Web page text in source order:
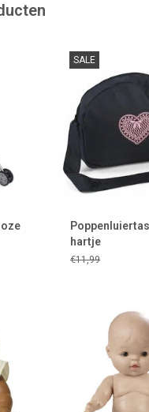
SALE
TOEVOEGEN AAN
hartje
€11,99
Paola Reina
wenkbrauwen
TOEVOEGEN AAN